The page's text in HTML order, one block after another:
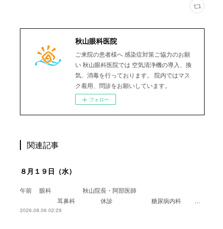
秋山眼科医院
ご来院の患者様へ 感染症対策ご協力のお願
い 秋山眼科医院では 空気清浄機の導入、換
気、消毒を行っております。 院内ではマス
ク着用、問診をお願いしています。
フォロー
関連記事
８月１９日（水）
午前 眼科 秋山院長・阿部医師
耳鼻科 休診 糖尿病内科 …
2026.08.06 02:29